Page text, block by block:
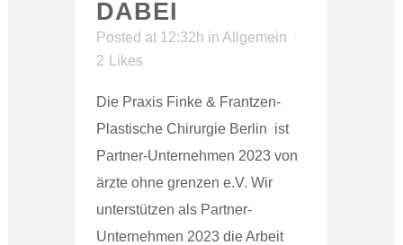
DABEI
Posted at 12:32h in Allgemein
2
Likes
Die Praxis Finke & Frantzen-
Plastische Chirurgie Berlin ist
Partner-Unternehmen 2023 von
ärzte ohne grenzen e.V. Wir
unterstützen als Partner-
Unternehmen 2023 die Arbeit